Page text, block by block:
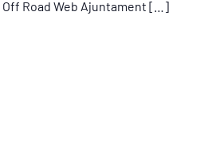
Road Web Ajuntament […]